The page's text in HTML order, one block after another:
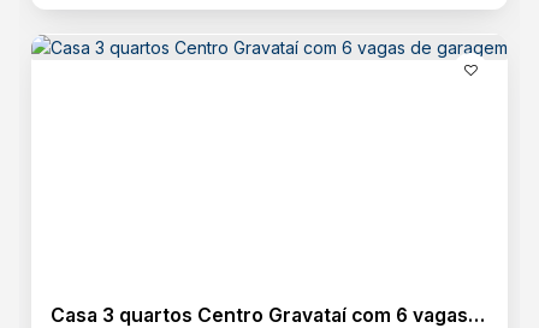
Casa 3 quartos Centro Gravataí com 6 vagas de garagem